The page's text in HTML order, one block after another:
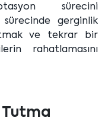
sürecini
sürecinde gerginlik
ve tekrar bir
rahatlamasını
Tutma